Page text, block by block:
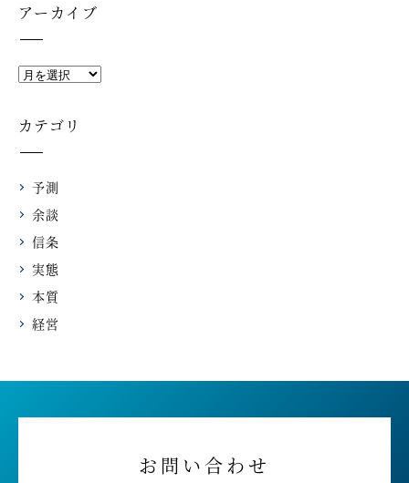
アーカイブ
カテゴリ
予測
余談
信条
実態
本質
経営
お問い合わせ